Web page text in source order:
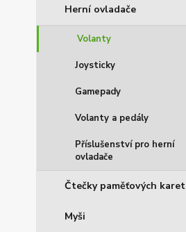
Herní ovladače
Volanty
Joysticky
Gamepady
Volanty a pedály
Příslušenství pro herní
ovladače
Čtečky paměťových karet
Myši